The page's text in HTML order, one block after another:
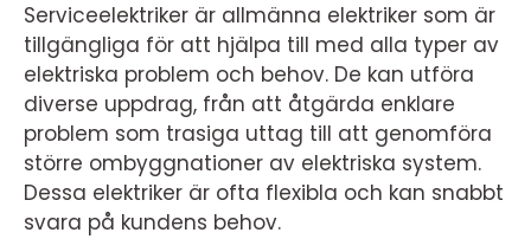
Serviceelektriker är allmänna elektriker som är
tillgängliga för att hjälpa till med alla typer av
elektriska problem och behov. De kan utföra
diverse uppdrag, från att åtgärda enklare
problem som trasiga uttag till att genomföra
större ombyggnationer av elektriska system.
Dessa elektriker är ofta flexibla och kan snabbt
svara på kundens behov.